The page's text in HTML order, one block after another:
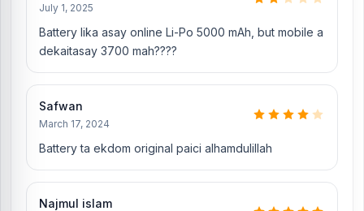
July 1, 2025
Battery lika asay online Li-Po 5000 mAh, but mobile a
dekaitasay 3700 mah????
Safwan
March 17, 2024
Battery ta ekdom original paici alhamdulillah
Najmul islam